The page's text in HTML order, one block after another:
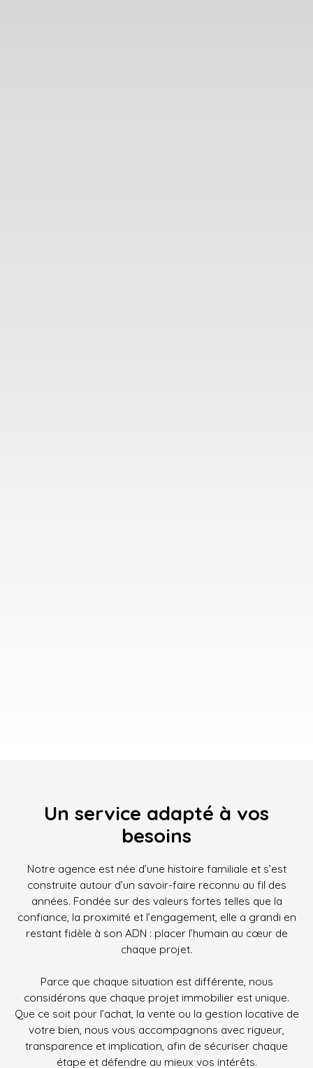
Un service adapté à vos
besoins
Notre agence est née d’une histoire familiale et s’est
construite autour d’un savoir-faire reconnu au fil des
années. Fondée sur des valeurs fortes telles que la
confiance, la proximité et l’engagement, elle a grandi en
restant fidèle à son ADN : placer l’humain au cœur de
chaque projet.
Parce que chaque situation est différente, nous
considérons que chaque projet immobilier est unique.
Que ce soit pour l’achat, la vente ou la gestion locative de
votre bien, nous vous accompagnons avec rigueur,
transparence et implication, afin de sécuriser chaque
étape et défendre au mieux vos intérêts.